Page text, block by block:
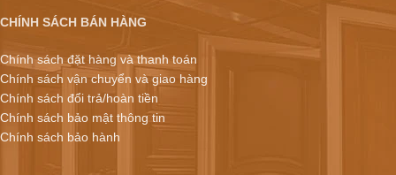
CHÍNH SÁCH BÁN HÀNG
Chính sách đặt hàng và thanh toán
Chính sách vận chuyển và giao hàng
Chính sách đổi trả/hoàn tiền
Chính sách bảo mật thông tin
Chính sách bảo hành